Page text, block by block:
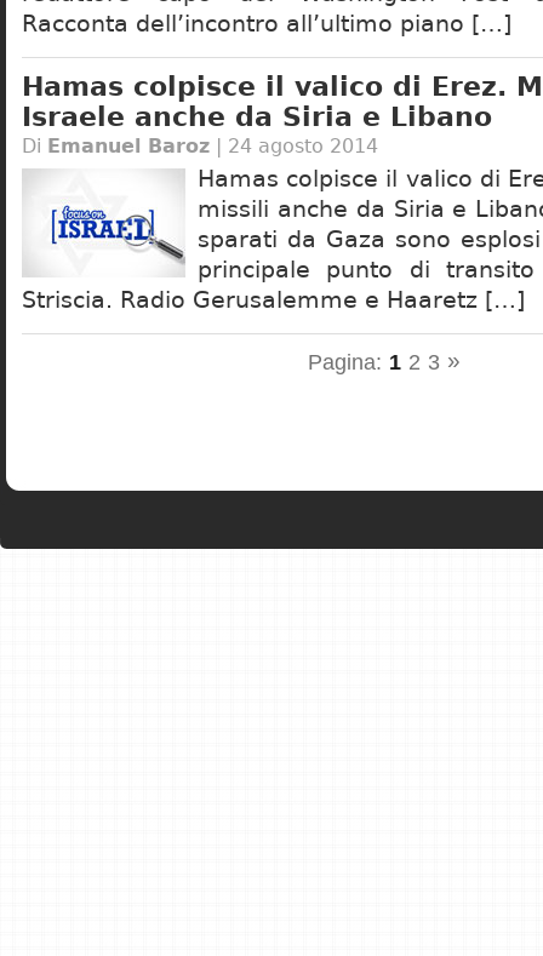
Racconta dell’incontro all’ultimo piano […]
Hamas colpisce il valico di Erez.
Israele anche da Siria e Libano
Di Emanuel Baroz | 24 agosto 2014
Hamas colpisce il valico di
missili anche da Siria e
sparati da Gaza sono
principale punto di
Striscia. Radio Gerusalemme e Haaretz […]
Pagina: 1 2 3 »